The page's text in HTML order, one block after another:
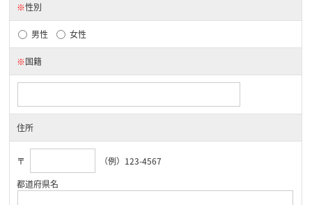
※性別
男性 女性
※国籍
住所
〒
（例）123-4567
都道府県名